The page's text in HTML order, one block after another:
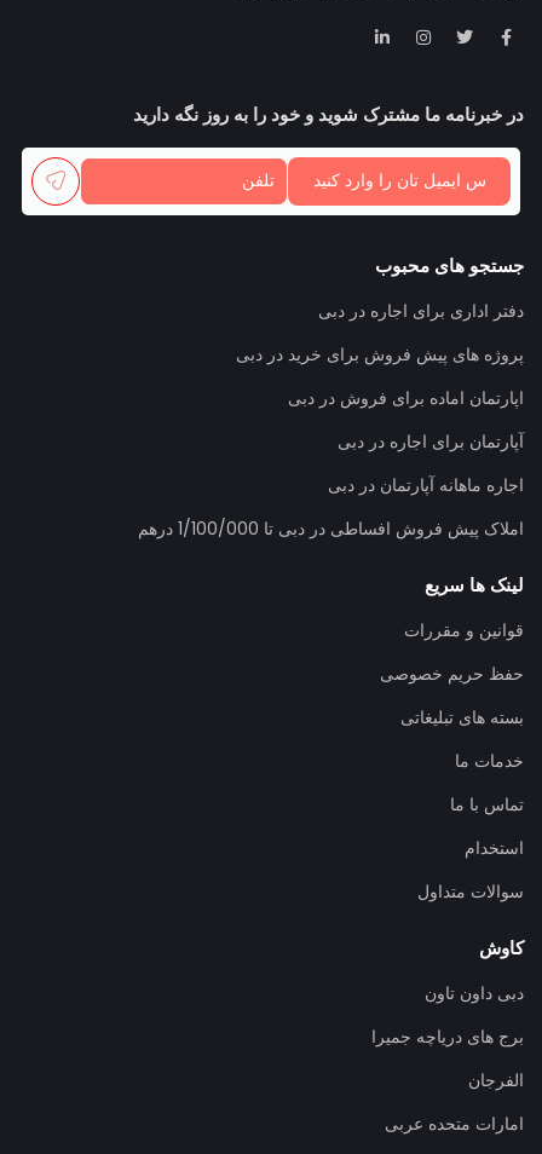
در خبرنامه ما مشترک شوید و خود را به روز نگه دارید
جستجو های محبوب
دفتر اداری برای اجاره در دبی
پروژه های پیش فروش برای خرید در دبی
اپارتمان اماده برای فروش در دبی
آپارتمان برای اجاره در دبی
اجاره ماهانه آپارتمان در دبی
املاک پیش فروش افساطی در دبی تا 1/100/000 درهم
لینک ها سریع
قوانین و مقررات
حفظ حریم خصوصی
بسته های تبلیغاتی
خدمات ما
تماس با ما
استخدام
سوالات متداول
کاوش
دبی داون تاون
برج های دریاچه جمیرا
الفرجان
امارات متحده عربی